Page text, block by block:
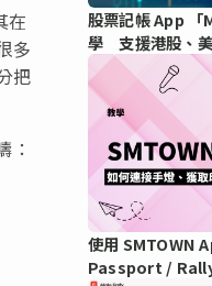
在
多
把
：
股票記帳 App
學 支援港股、
使用 SMTOWN
Passport /